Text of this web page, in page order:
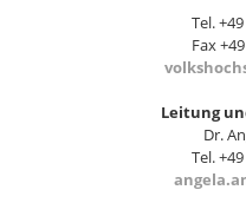
Tel.
Fax
Leitung
Dr.
Tel.